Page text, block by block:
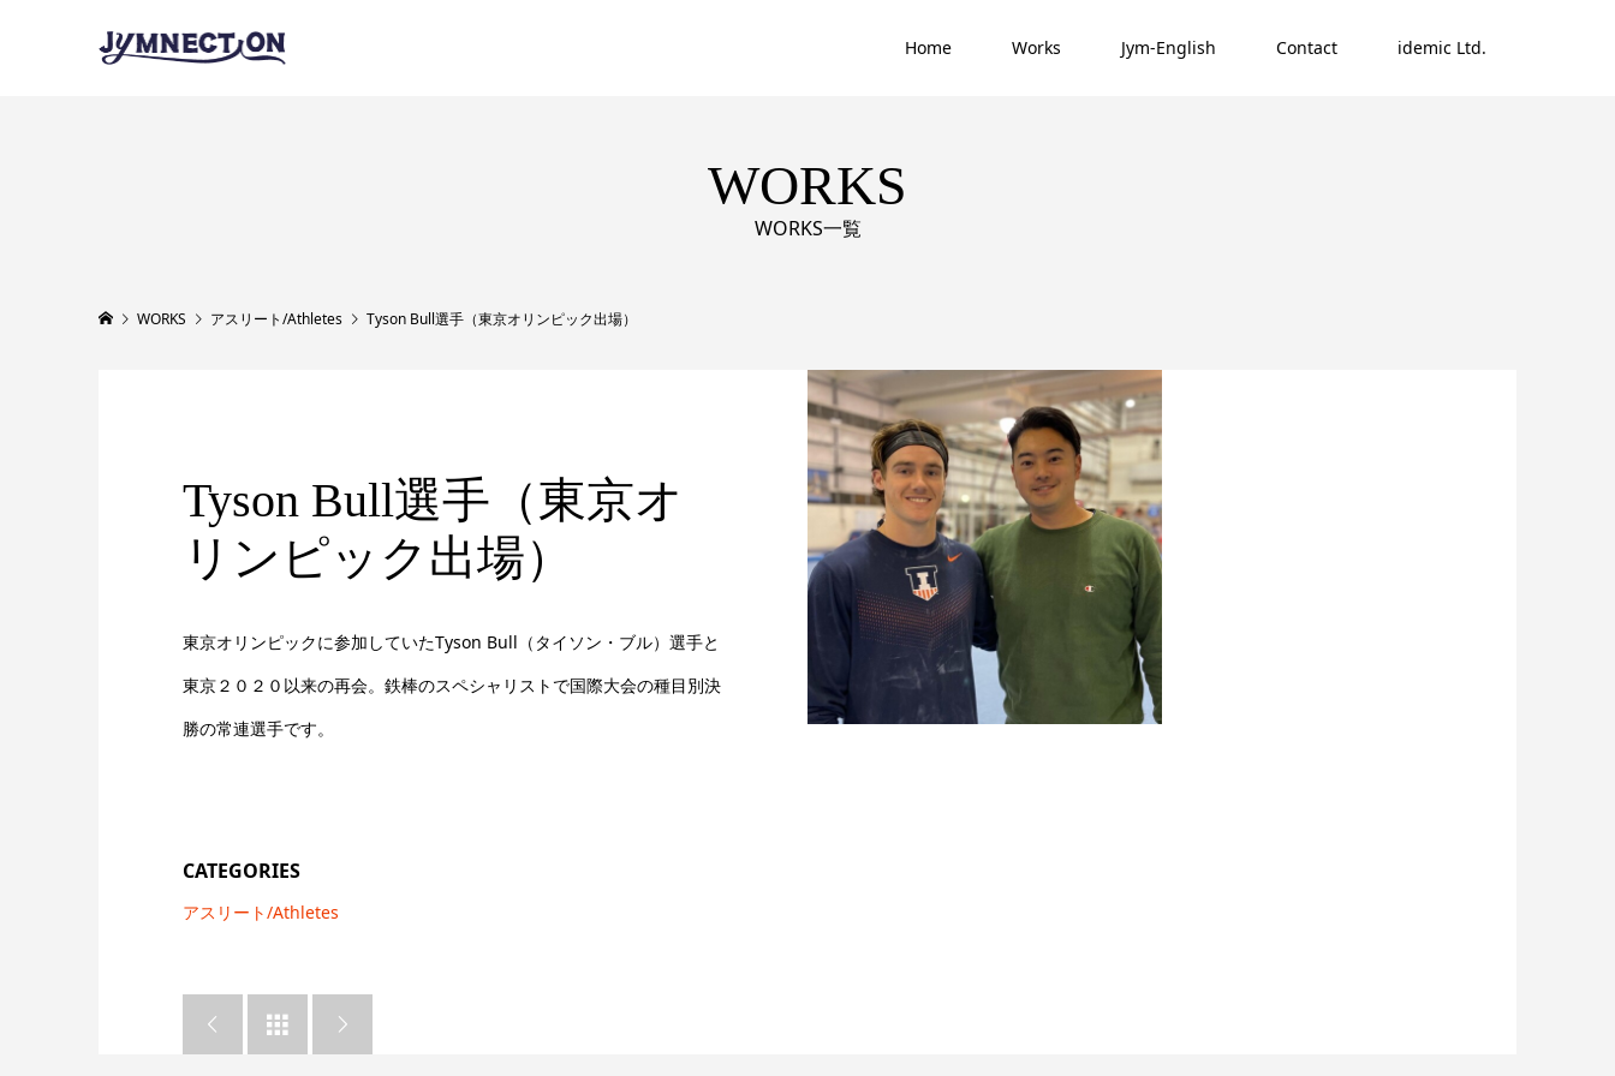
Home Works Jym-English Contact idemic Ltd.
WORKS
WORKS一覧
WORKS アスリート/Athletes Tyson Bull選手（東京オリンピック出場）
Tyson Bull選手（東京オ
リンピック出場）
東京オリンピックに参加していたTyson Bull（タイソン・ブル）選手と
東京２０２０以来の再会。鉄棒のスペシャリストで国際大会の種目別決
勝の常連選手です。
CATEGORIES
アスリート/Athletes
  